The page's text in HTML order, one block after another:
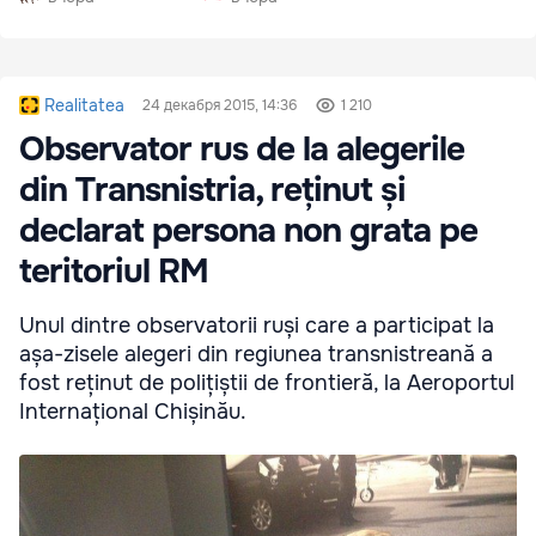
Realitatea 24 декабря 2015, 14:36 1 210
Observator rus de la alegerile
din Transnistria, reținut și
declarat persona non grata pe
teritoriul RM
Unul dintre observatorii ruși care a participat la
așa-zisele alegeri din regiunea transnistreană a
fost reținut de polițiștii de frontieră, la Aeroportul
Internațional Chișinău.